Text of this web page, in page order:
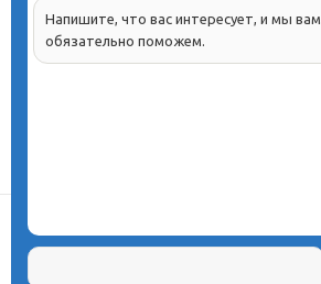
Проекты
Напишите, что вас интересует, и мы вам
обязательно поможем.